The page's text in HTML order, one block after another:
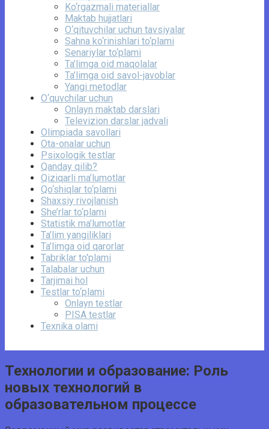
Ko‘rgazmali materiallar
Maktab hujjatlari
O‘qituvchilar uchun tavsiyalar
Sahna ko‘rinishlari to‘plami
Senariylar to‘plami
Ta’limga oid maqolalar
Ta’limga oid savol-javoblar
Yangi metodlar
O‘quvchilar uchun
Onlayn maktab darslari
Televizion darslar jadvali
Olimpiada savollari
Ota-onalar uchun
Psixologik testlar
Qanday qilib?
Qiziqarli ma’lumotlar
Qo‘shiqlar to‘plami
Shaxsiy rivojlanish
She’rlar to‘plami
Statistik ma’lumotlar
Ta’lim yangiliklari
Ta’limga oid qarorlar
Tabriklar to'plami
Talabalar uchun
Tarjimai hol
Testlar to‘plami
Onlayn testlar
PISA testlar
Texnika olami
Технологии и образование: Роль
новых технологий в
образовательном процессе